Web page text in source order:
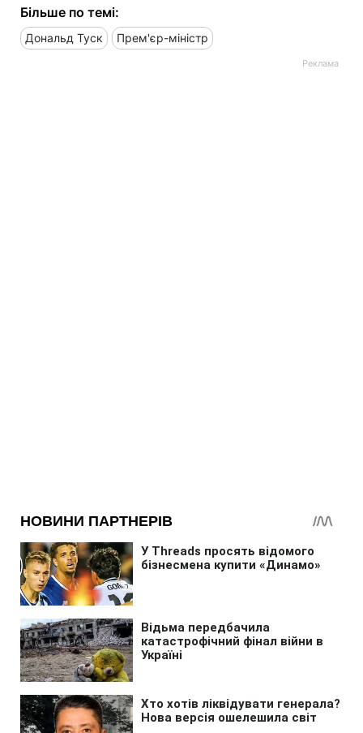
Більше по темі:
Дональд Туск Прем'єр-міністр